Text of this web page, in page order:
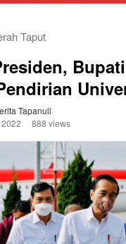
Taput
Tapanuli
888 views